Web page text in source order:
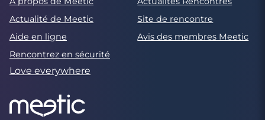
Actualité de Meetic
Site de rencontre
Aide en ligne
Avis des membres Meetic
Rencontrez en sécurité
Love everywhere